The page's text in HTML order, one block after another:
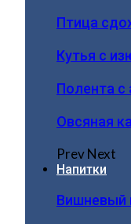
Птица
Кутья с
Полента с
Овсяная
PrevNext
Напитки
Вишневый